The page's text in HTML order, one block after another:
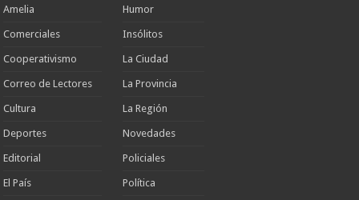
Amelia
Comerciales
Cooperativismo
Correo de Lectores
Cultura
Deportes
Editorial
El País
Humor
Insólitos
La Ciudad
La Provincia
La Región
Novedades
Policiales
Política